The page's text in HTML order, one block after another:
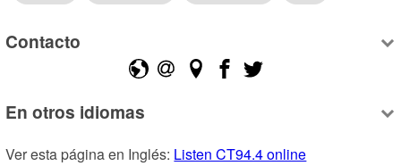
Contacto
En otros idiomas
Ver esta página en Inglés: Listen CT94.4 online